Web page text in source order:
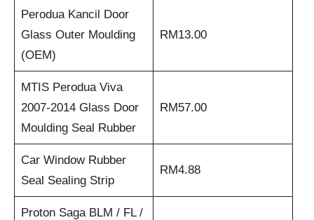
Perodua Kancil Door
Glass Outer Moulding
(OEM)
RM13.00
MTIS Perodua Viva
2007-2014 Glass Door
Moulding Seal Rubber
RM57.00
Car Window Rubber
Seal Sealing Strip
RM4.88
Proton Saga BLM / FL /